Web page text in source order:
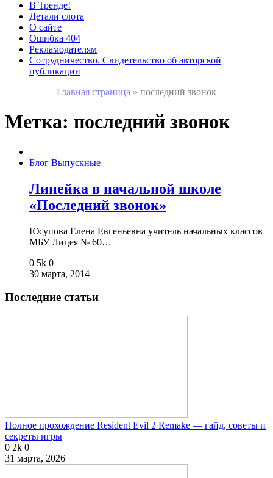
В Тренде!
Детали слота
О сайте
Ошибка 404
Рекламодателям
Сотрудничество. Свидетельство об авторской
публикации
Главная страница » последний звонок
Метка: последний звонок
Блог Выпускные
Линейка в начальной школе
«Последний звонок»
Юсупова Елена Евгеньевна учитель начальных классов
МБУ Лицея № 60…
0 5k 0
30 марта, 2014
Последние статьи
Полное прохождение Resident Evil 2 Remake — гайд, советы и
секреты игры
0 2k 0
31 марта, 2026